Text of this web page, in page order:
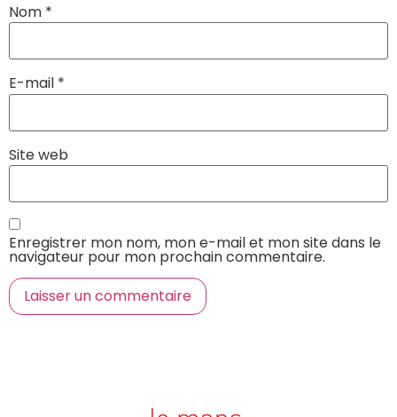
Nom *
E-mail *
Site web
Enregistrer mon nom, mon e-mail et mon site dans le
navigateur pour mon prochain commentaire.